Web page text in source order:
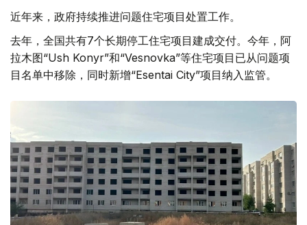
近年来，政府持续推进问题住宅项目处置工作。
去年，全国共有7个长期停工住宅项目建成交付。今年，阿
拉木图“Ush Konyr”和“Vesnovka”等住宅项目已从问题项
目名单中移除，同时新增“Esentai City”项目纳入监管。